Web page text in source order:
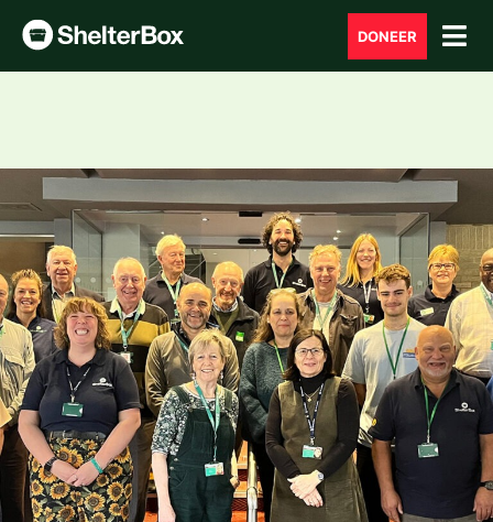
DONEER